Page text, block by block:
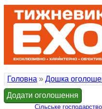
Головна » Дошка
Додати оголошення
Сільське господарство